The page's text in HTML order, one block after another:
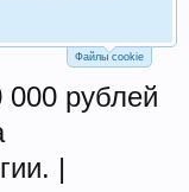
Файлы cookie
000 рублей
|